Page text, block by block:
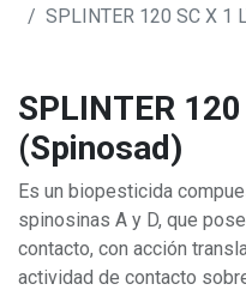
SPLINTER 120 SC X 1
SPLINTER
(Spinosad)
Es un biopesticida
spinosinas A y D, que
contacto, con acción
actividad de contacto